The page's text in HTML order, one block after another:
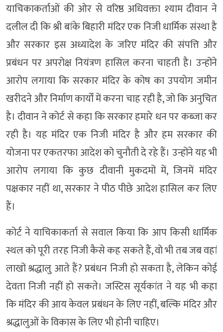
याचिकाकर्ताओं की ओर से वरिष्ठ अधिवक्ता श्याम दीवान ने
दलील दी कि श्री बांके बिहारी मंदिर एक निजी धार्मिक संस्था है
और सरकार इस अध्यादेश के जरिए मंदिर की संपत्ति और
प्रबंधन पर अपरोक्ष नियंत्रण हासिल करना चाहती है। उन्होंने
आरोप लगाया कि सरकार मंदिर के कोष का उपयोग जमीन
खरीदने और निर्माण कार्यों में करना चाह रही है, जो कि अनुचित
है। दीवान ने कोर्ट से कहा कि सरकार हमारे धन पर कब्जा कर
रही है। यह मंदिर एक निजी मंदिर है और हम सरकार की
योजना पर एकतरफा आदेश को चुनौती दे रहे हैं। उन्होंने यह भी
आरोप लगाया कि कुछ दीवानी मुकदमों में, जिनमें मंदिर
पक्षकार नहीं था, सरकार ने पीठ पीछे आदेश हासिल कर लिए
हैं।
कोर्ट ने याचिकाकर्ता से सवाल किया कि आप किसी धार्मिक
स्थल को पूरी तरह निजी कैसे कह सकते हैं, वो भी तब जब वहां
लाखों श्रद्धालु आते हैं? प्रबंधन निजी हो सकता है, लेकिन कोई
देवता निजी नहीं हो सकते। जस्टिस सूर्यकांत ने यह भी कहा
कि मंदिर की आय केवल प्रबंधन के लिए नहीं, बल्कि मंदिर और
श्रद्धालुओं के विकास के लिए भी होनी चाहिए।